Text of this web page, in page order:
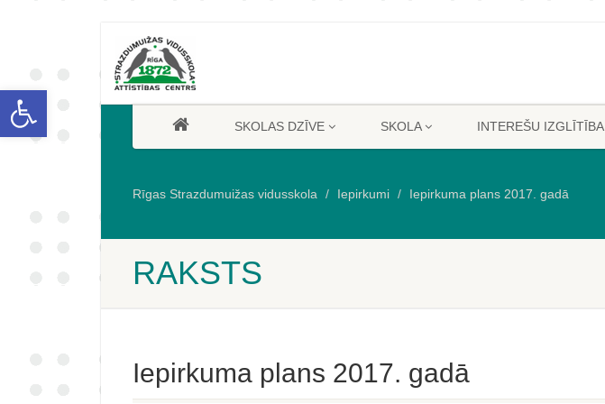
Open toolbar
SKOLAS DZĪVE SKOLA INTEREŠU IZGLĪTĪBA
Rīgas Strazdumuižas vidusskola Iepirkumi Iepirkuma plans 2017. gadā
RAKSTS
Iepirkuma plans 2017. gadā